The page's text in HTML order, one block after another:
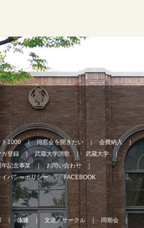
ト1000 同窓会を開きたい
会費納入
ガ登録 武蔵大学讃歌
武蔵大学
年記念事業
お問い合わせ
イバシーポリシー FACEBOOK
体連 文連／サークル
同期会